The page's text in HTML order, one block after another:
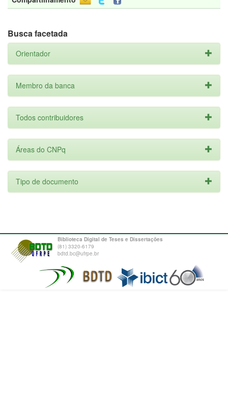
Busca facetada
Orientador
Membro da banca
Todos contribuidores
Áreas do CNPq
Tipo de documento
Biblioteca Digital de Teses e Dissertações
(81) 3320-6179
bdtd.bc@ufrpe.br